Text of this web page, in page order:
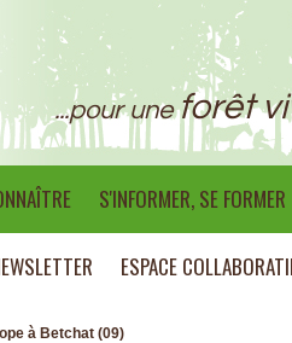
...pour uneforêt
S'INFORMER, SE FORMER
ESPACE
à Betchat (09)